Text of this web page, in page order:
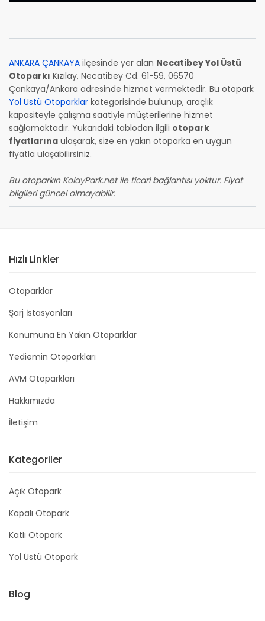
ANKARA ÇANKAYA ilçesinde yer alan Necatibey Yol Üstü
Otoparkı Kızılay, Necatibey Cd. 61-59, 06570
Çankaya/Ankara adresinde hizmet vermektedir. Bu otopark
Yol Üstü Otoparklar kategorisinde bulunup, araçlık
kapasiteyle çalışma saatiyle müşterilerine hizmet
sağlamaktadır. Yukarıdaki tablodan ilgili otopark
fiyatlarına ulaşarak, size en yakın otoparka en uygun
fiyatla ulaşabilirsiniz.
Bu otoparkın KolayPark.net ile ticari bağlantısı yoktur. Fiyat
bilgileri güncel olmayabilir.
Hızlı Linkler
Otoparklar
Şarj İstasyonları
Konumuna En Yakın Otoparklar
Yediemin Otoparkları
AVM Otoparkları
Hakkımızda
İletişim
Kategoriler
Açık Otopark
Kapalı Otopark
Katlı Otopark
Yol Üstü Otopark
Blog